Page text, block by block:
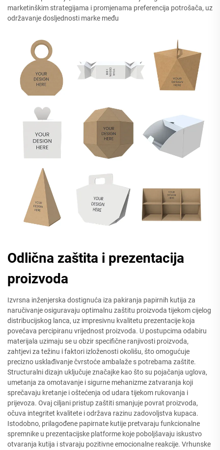
marketinškim strategijama i promjenama preferencija potrošača, uz
održavanje dosljednosti marke među
Odlična zaštita i prezentacija
proizvoda
Izvrsna inženjerska dostignuća iza pakiranja papirnih kutija za
naručivanje osiguravaju optimalnu zaštitu proizvoda tijekom cijelog
distribucijskog lanca, uz impresivnu kvalitetu prezentacije koja
povećava percipiranu vrijednost proizvoda. U postupcima odabiru
materijala uzimaju se u obzir specifične ranjivosti proizvoda,
zahtjevi za težinu i faktori izloženosti okolišu, što omogućuje
precizno usklađivanje čvrstoće ambalaže s potrebama zaštite.
Structuralni dizajn uključuje značajke kao što su pojačanja uglova,
umetanja za omotavanje i sigurne mehanizme zatvaranja koji
sprečavaju kretanje i oštećenja od udara tijekom rukovanja i
prijevoza. Ovaj ciljani pristup zaštiti smanjuje povrat proizvoda,
očuva integritet kvalitete i održava razinu zadovoljstva kupaca.
Istodobno, prilagođene papirnate kutije pretvaraju funkcionalne
spremnike u prezentacijske platforme koje poboljšavaju iskustvo
otvaranja kutija i stvaraju pozitivne emocionalne reakcije. Vrhunske